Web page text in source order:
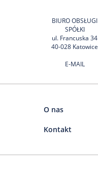
BIURO OBSŁUGI
SPÓŁKI
ul. Francuska 34
40-028 Katowice
E-MAIL
O nas
Kontakt